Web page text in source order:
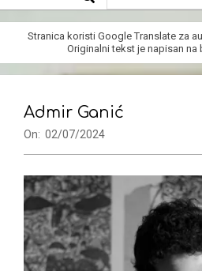
Navigation
MenuStranica koristi Google Translate za
Originalni tekst je napisan
Admir Ganić
On: 02/07/2024